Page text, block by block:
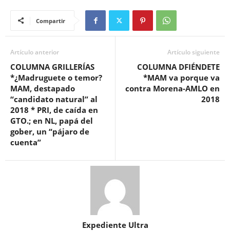
Compartir
Artículo anterior
COLUMNA GRILLERÍAS
*¿Madruguete o temor?
MAM, destapado
“candidato natural” al
2018 * PRI, de caída en
GTO.; en NL, papá del
gober, un “pájaro de
cuenta”
Artículo siguiente
COLUMNA DFIÉNDETE
*MAM va porque va
contra Morena-AMLO en
2018
Expediente Ultra